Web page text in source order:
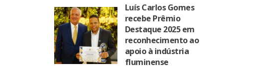
Luís Carlos Gomes
recebe Prêmio
Destaque 2025 em
reconhecimento ao
apoio à indústria
fluminense